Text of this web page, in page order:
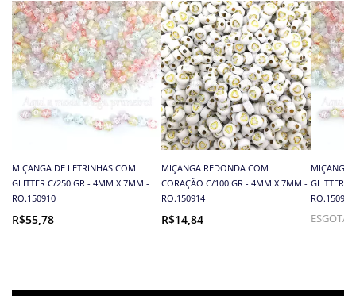
MIÇANGA DE LETRINHAS COM
GLITTER C/250 GR - 4MM X 7MM -
RO.150910
R$55,78
MIÇANGA REDONDA COM
CORAÇÃO C/100 GR - 4MM X 7MM -
RO.150914
R$14,84
MIÇANGA
GLITTER
RO.150910